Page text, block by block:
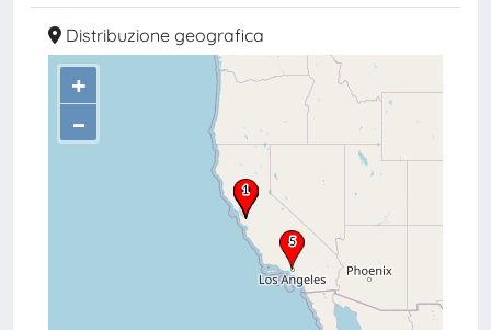
Distribuzione geografica
+
–